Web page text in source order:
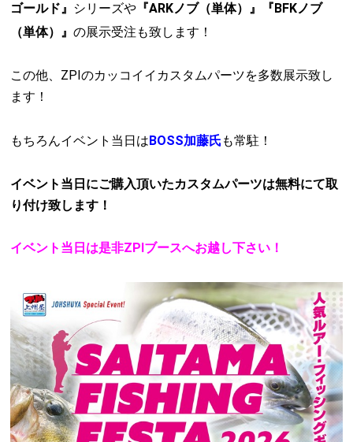
ゴールド』 シリーズや 『ARKノブ（単体）』『BFKノブ
（単体）』の展示受注も致します！
この他、ZPIのカッコイイカスタムパーツを多数展示致し
ます！
もちろんイベント当日はBOSS加藤氏 も常駐！
イベント当日にご購入頂いたカスタムパーツは無料にて取
り付け致します！
イベント当日は是非ZPIブースへお越し下さい！